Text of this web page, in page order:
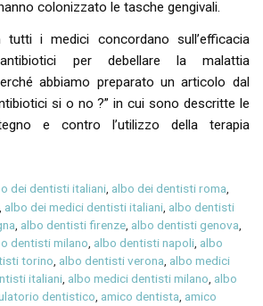
colonizzato le tasche gengivali.
tutti i medici concordano sull’efficacia
per debellare la malattia
abbiamo preparato un articolo dal
si o no ?” in cui sono descritte le
e contro l’utilizzo della terapia
dei dentisti italiani albo dei dentisti roma
, albo dei medici dentisti italiani, albo dentisti
, albo dentisti firenze, albo dentisti genova,
dentisti milano, albo dentisti napoli, albo
torino, albo dentisti verona, albo medici
italiani, albo medici dentisti milano, albo
dentistico, amico dentista, amico